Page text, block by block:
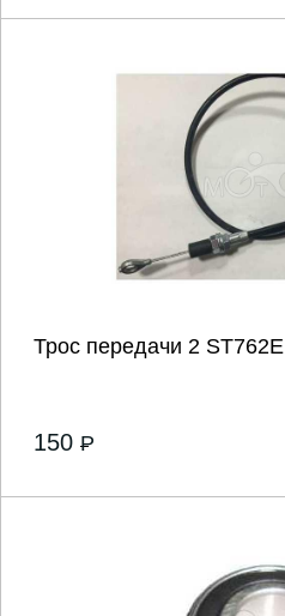
Трос передачи 2 ST762E
150 P